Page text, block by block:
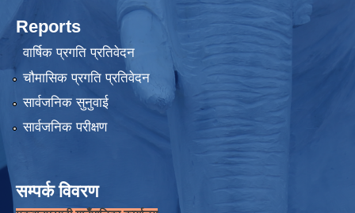
Reports
वार्षिक प्रगति प्रतिवेदन
चौमासिक प्रगति प्रतिवेदन
सार्वजनिक सुनुवाई
सार्वजनिक परीक्षण
सम्पर्क विवरण